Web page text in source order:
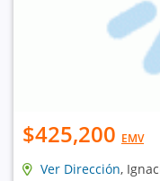
$425,200 EMV
Ver Dirección,